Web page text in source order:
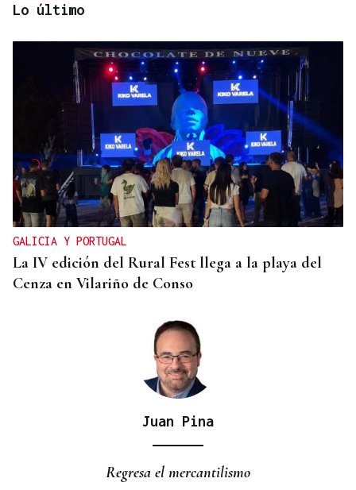
CONATO EXTINGUIDO
Vídeo | Se desata un incendio forestal en una
cantera de Untes
Lo último
GALICIA Y PORTUGAL
La IV edición del Rural Fest llega a la playa del
Cenza en Vilariño de Conso
Juan Pina
Regresa el mercantilismo